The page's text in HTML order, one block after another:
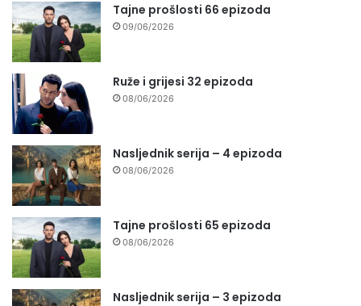
Tajne prošlosti 66 epizoda
09/06/2026
Ruže i grijesi 32 epizoda
08/06/2026
Nasljednik serija – 4 epizoda
08/06/2026
Tajne prošlosti 65 epizoda
08/06/2026
Nasljednik serija – 3 epizoda